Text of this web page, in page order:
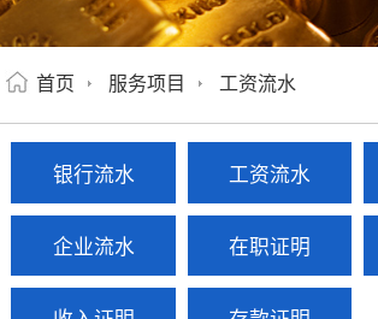
首页 服务项目 工资流水
银行流水 工资流水
企业流水 在职证明